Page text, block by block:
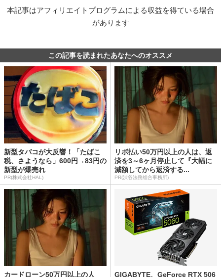
本記事はアフィリエイトプログラムによる収益を得ている場合
があります
この記事を読まれたあなたへのオススメ
新型タバコが大反響！「たばこ
税、さようなら」600円→83円の
新型が爆売れ
PR(株式会社HAL)
リボ払い50万円以上の人は、返
済を3～6ヶ月停止して『大幅に
減額してから返済する...
PR(渋谷法務総合事務所)
カードローン50万円以上の人 GIGABYTE、GeForce RTX 506